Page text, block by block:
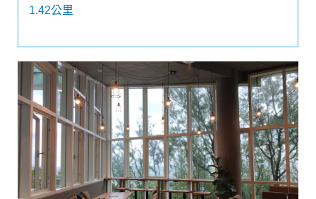
1.42公里